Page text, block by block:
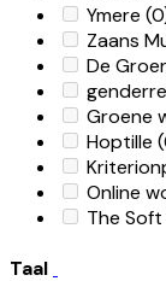
Ymere
Zaans
De
Groene
Hoptille
Online
The
Taal